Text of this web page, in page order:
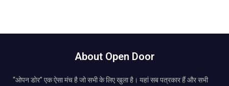
About Open Door
“ओपन डोर” एक ऐसा मंच है जो सभी के लिए खुला है। यहां सब पत्रकार हैं और सभी